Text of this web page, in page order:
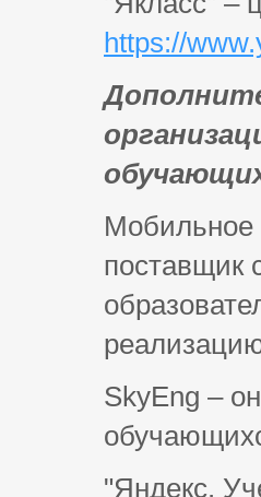
https://
Мобильное
поставщик
SkyEng –
"Яндекс.